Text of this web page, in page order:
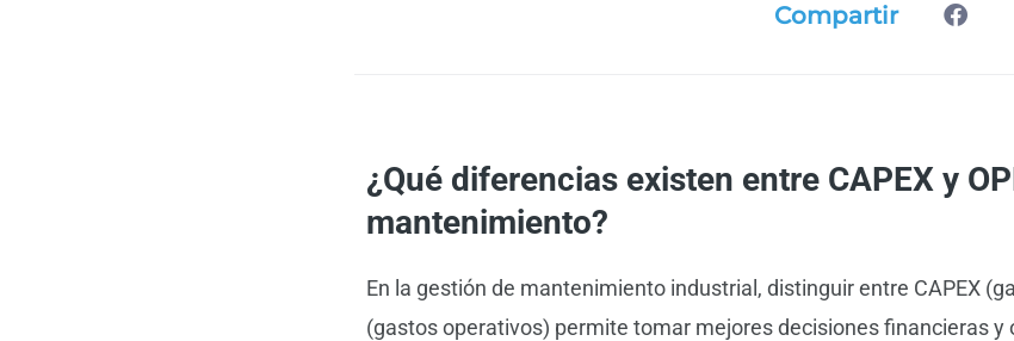
Compartir
¿Qué diferencias existen entre CAPEX y
mantenimiento?
En la gestión de mantenimiento industrial, distinguir entre CAPEX
(gastos operativos) permite tomar mejores decisiones financieras y